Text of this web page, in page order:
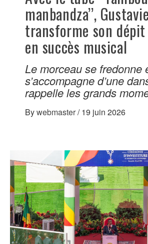
manbandza’’,
transforme son
en succès musical
Le morceau se fredonne
s’accompagne d’une
rappelle les grands
Bywebmaster/ 19 juin 2026